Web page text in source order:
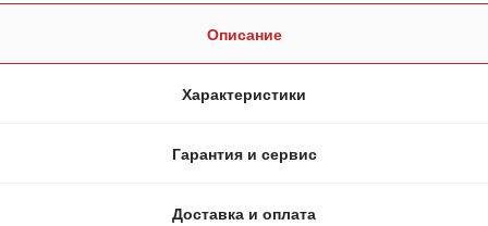
Описание
Характеристики
Гарантия и сервис
Доставка и оплата